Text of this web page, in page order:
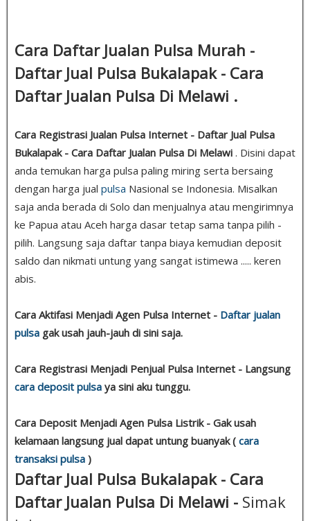
Cara Daftar Jualan Pulsa Murah -
Daftar Jual Pulsa Bukalapak - Cara
Daftar Jualan Pulsa Di Melawi .
Cara Registrasi Jualan Pulsa Internet - Daftar Jual Pulsa
Bukalapak - Cara Daftar Jualan Pulsa Di Melawi . Disini dapat
anda temukan harga pulsa paling miring serta bersaing
dengan harga jual pulsa Nasional se Indonesia. Misalkan
saja anda berada di Solo dan menjualnya atau mengirimnya
ke Papua atau Aceh harga dasar tetap sama tanpa pilih -
pilih. Langsung saja daftar tanpa biaya kemudian deposit
saldo dan nikmati untung yang sangat istimewa ..... keren
abis.
Cara Aktifasi Menjadi Agen Pulsa Internet - Daftar jualan
pulsa gak usah jauh-jauh di sini saja.
Cara Registrasi Menjadi Penjual Pulsa Internet - Langsung
cara deposit pulsa ya sini aku tunggu.
Cara Deposit Menjadi Agen Pulsa Listrik - Gak usah
kelamaan langsung jual dapat untung buanyak ( cara
transaksi pulsa )
Daftar Jual Pulsa Bukalapak - Cara
Daftar Jualan Pulsa Di Melawi - Simak